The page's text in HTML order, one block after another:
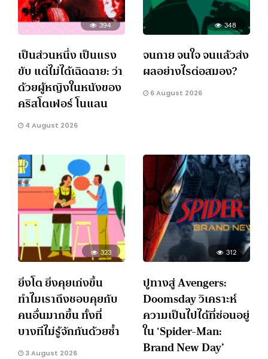
394
เป็นส่วนหนึ่ง เป็นแรง
ขับ แต่ไม่ได้เฉิดฉาย: ว่า
ด้วยผู้หญิงในหนังของ
คริสโตเฟอร์ โนแลน
4 August 2026
348
จนกาย จนใจ จนแล้วส่ง
ผลอย่างไรต่อสมอง?
6 August 2026
323
ยิ่งโต ยิ่งคุยเก่งขึ้น
ทำไมเราถึงชอบคุยกับ
คนอื่นมากขึ้น ทั้งที่
บางทีไม่รู้จักกันด้วยซ้ำ
3 August 2026
312
ปูทางสู่ Avengers:
Doomsday วิเคราะห์
ความเป็นไปได้ที่ซ่อนอยู่
ใน ‘Spider-Man:
Brand New Day’